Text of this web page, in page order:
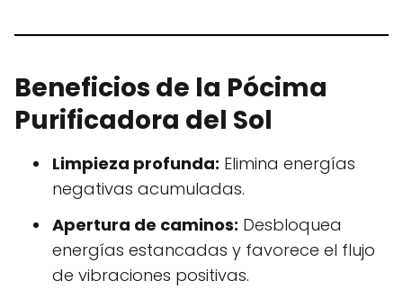
Beneficios de la Pócima
Purificadora del Sol
Limpieza profunda: Elimina energías
negativas acumuladas.
Apertura de caminos: Desbloquea
energías estancadas y favorece el flujo
de vibraciones positivas.